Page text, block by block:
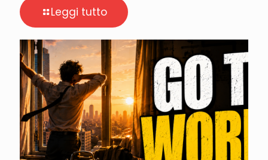
Leggi tutto